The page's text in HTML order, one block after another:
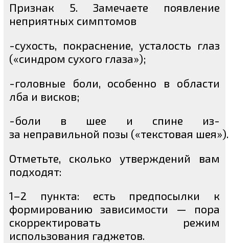
Признак 5. Замечаете появление
неприятных симптомов
-сухость, покраснение, усталость глаз
(«синдром сухого глаза»);
-головные боли, особенно в области
лба и висков;
-боли в шее и спине из-
за неправильной позы («текстовая шея»).
Отметьте, сколько утверждений вам
подходят:
1–2 пункта: есть предпосылки к
формированию зависимости — пора
скорректировать режим
использования гаджетов.